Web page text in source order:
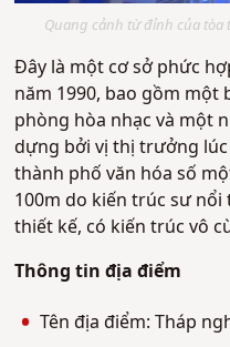
Quang cảnh từ đỉnh của tòa
Đây là một cơ sở phức
năm 1990, bao gồm
phòng hòa nhạc và một
dựng bởi vị thị trưởng
thành phố văn hóa số
100m do kiến ​​trúc sư
thiết kế, có kiến trúc vô
Thông tin địa điểm
Tên địa điểm: Tháp